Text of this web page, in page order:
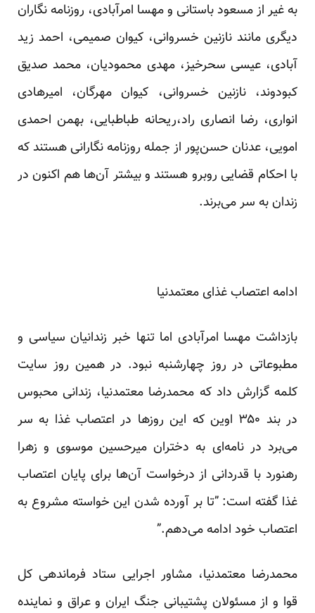
به غیر از مسعود باستانی و مهسا امرآبادی، روزنامه نگاران
دیگری مانند نازنین خسروانی، کیوان صمیمی، احمد زید
آبادی، عیسی سحرخیز، مهدی محمودیان، محمد صدیق
کبودوند، نازنین خسروانی، کیوان مهرگان، امیرهادی
انواری، رضا انصاری راد،ریحانه طباطبایی، بهمن احمدی
امویی، عدنان حسن‌پور از جمله روزنامه نگارانی هستند که
با احکام قضایی روبرو هستند و بیشتر آن‌ها هم اکنون در
زندان به سر می‌برند.
ادامه اعتصاب غذای معتمدنیا
بازداشت مهسا امرآبادی اما تنها خبر زندانیان سیاسی و
مطبوعاتی در روز چهارشنبه نبود. در همین روز سایت
کلمه گزارش داد که محمدرضا معتمدنیا، زندانی محبوس
در بند ۳۵۰ اوین که این روز‌ها در اعتصاب غذا به سر
می‌برد در نامه‌ای به دختران میرحسین موسوی و زهرا
رهنورد با قدردانی از درخواست آن‌ها برای پایان اعتصاب
غذا گفته است: ‌”تا بر آورده شدن این خواسته مشروع به
اعتصاب خود ادامه می‌دهم.”
محمدرضا معتمدنیا، مشاور اجرایی ستاد فرماندهی کل
قوا و از مسئولان پشتیبانی جنگ ایران و عراق و نماینده